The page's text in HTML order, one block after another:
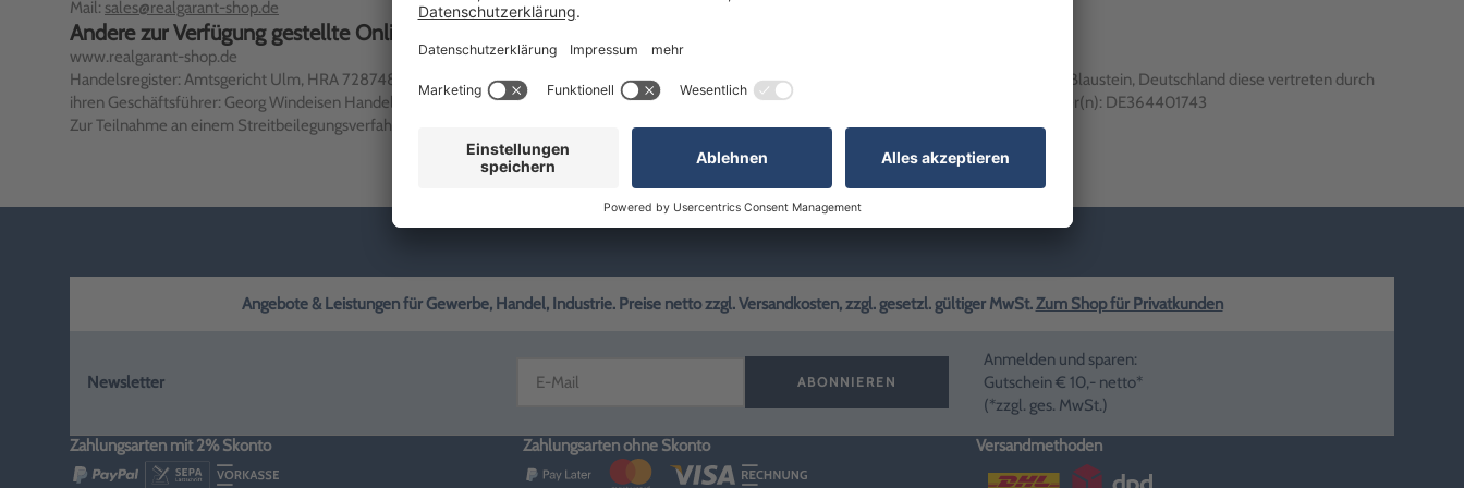
Mail: sales@realgarant-shop.de
Andere zur Verfügung gestellte Online-Kommunikationsmittel:
www.realgarant-shop.de
Handelsregister: Amtsgericht Ulm, HRA 728748 vertreten durch die geschäftsführende Gesellschafterin: Georg Windeisen GmbH, Lindenstraße 13, Blaustein, Deutschland diese vertreten durch
ihren Geschäftsführer: Georg Windeisen Handelsregister der Komplementärin: Amtsgericht Ulm, HRB 740628 Umsatzsteuer-Identifikationsnummer(n): DE364401743
Zur Teilnahme an einem Streitbeilegungsverfahren vor einer Verbraucherschlichtungsstelle sind wir nicht verpflichtet und nicht bereit.
Angebote & Leistungen für Gewerbe, Handel, Industrie. Preise netto zzgl. Versandkosten, zzgl. gesetzl. gültiger MwSt. Zum Shop für Privatkunden
Newsletter ABONNIEREN
Anmelden und sparen:
Gutschein € 10,- netto*
(*zzgl. ges. MwSt.)
Zahlungsarten mit 2% Skonto Zahlungsarten ohne Skonto Versandmethoden